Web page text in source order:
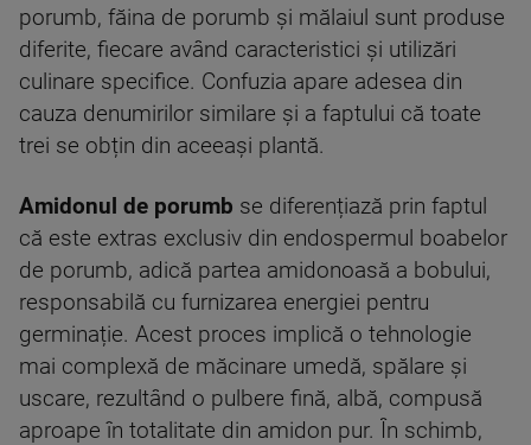
porumb, făina de porumb și mălaiul sunt produse
diferite, fiecare având caracteristici și utilizări
culinare specifice. Confuzia apare adesea din
cauza denumirilor similare și a faptului că toate
trei se obțin din aceeași plantă.
Amidonul de porumb se diferențiază prin faptul
că este extras exclusiv din endospermul boabelor
de porumb, adică partea amidonoasă a bobului,
responsabilă cu furnizarea energiei pentru
germinație. Acest proces implică o tehnologie
mai complexă de măcinare umedă, spălare și
uscare, rezultând o pulbere fină, albă, compusă
aproape în totalitate din amidon pur. În schimb,